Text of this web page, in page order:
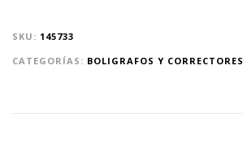
SKU: 145733
CATEGORÍAS: BOLIGRAFOS Y CORRECTORES